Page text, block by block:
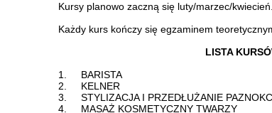
Kursy planowo zaczną się luty/marzec/kwiecień.
Każdy kurs kończy się egzaminem
LISTA
1. BARISTA
2. KELNER
3. STYLIZACJA I PRZEDŁUŻANIE
4. MASAŻ KOSMETYCZNY TWARZY